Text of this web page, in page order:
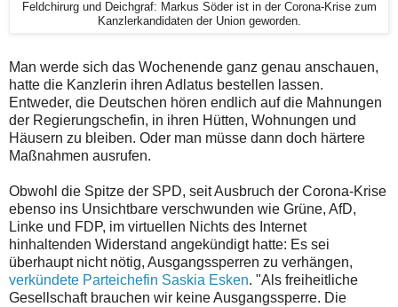
Feldchirurg und Deichgraf: Markus Söder ist in der Corona-Krise zum
Kanzlerkandidaten der Union geworden.
Man werde sich das Wochenende ganz genau anschauen,
hatte die Kanzlerin ihren Adlatus bestellen lassen.
Entweder, die Deutschen hören endlich auf die Mahnungen
der Regierungschefin, in ihren Hütten, Wohnungen und
Häusern zu bleiben. Oder man müsse dann doch härtere
Maßnahmen ausrufen.
Obwohl die Spitze der SPD, seit Ausbruch der Corona-Krise
ebenso ins Unsichtbare verschwunden wie Grüne, AfD,
Linke und FDP, im virtuellen Nichts des Internet
hinhaltenden Widerstand angekündigt hatte: Es sei
überhaupt nicht nötig, Ausgangssperren zu verhängen,
verkündete Parteichefin Saskia Esken. "Als freiheitliche
Gesellschaft brauchen wir keine Ausgangssperre. Die